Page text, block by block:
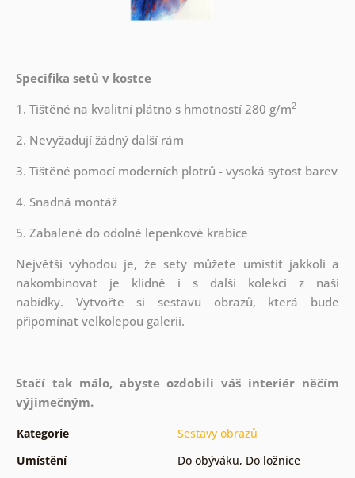
Specifika setů v kostce
1. Tištěné na kvalitní plátno s hmotností 280 g/m2
2. Nevyžadují žádný další rám
3. Tištěné pomocí moderních plotrů - vysoká sytost barev
4. Snadná montáž
5. Zabalené do odolné lepenkové krabice
Největší výhodou je, že sety můžete umístit jakkoli a
nakombinovat je klidně i s další kolekcí z naší
nabídky. Vytvořte si sestavu obrazů, která bude
připomínat velkolepou galerii.
Stačí tak málo, abyste ozdobili váš interiér něčím
výjimečným.
Kategorie
Sestavy obrazů
Umístění
Do obýváku, Do ložnice